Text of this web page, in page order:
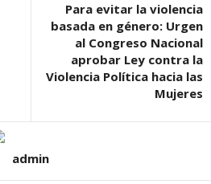
Para evitar la violencia
basada en género: Urgen
al Congreso Nacional
aprobar Ley contra la
Violencia Política hacia las
Mujeres
admin